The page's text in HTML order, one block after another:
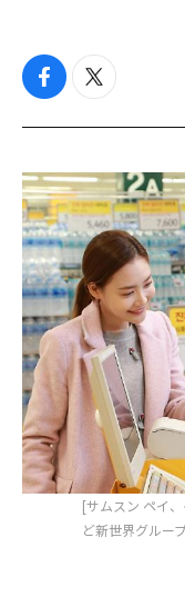
f
c
b
o
o
k
t
i
t
e
r
[サムスン ペイ
ど新世界グルー